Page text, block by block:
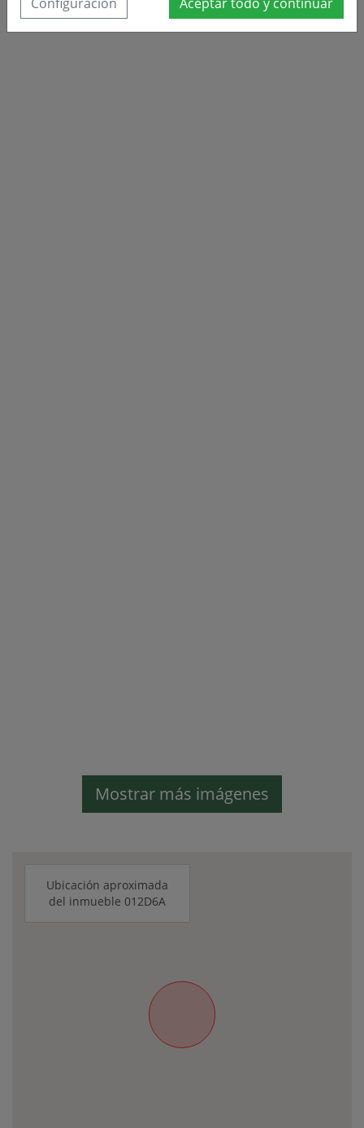
Mostrar más imágenes
Ubicación aproximada
del inmueble 012D6A